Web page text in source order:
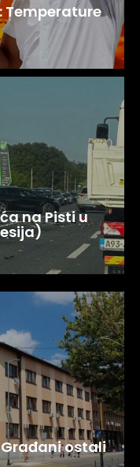
Temperature
na Pisti u
ostali